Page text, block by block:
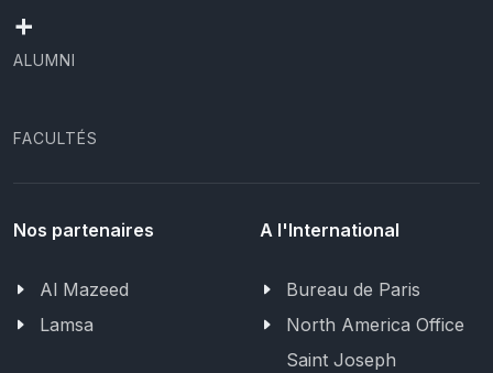
+
ALUMNI
FACULTÉS
Nos partenaires
Al Mazeed
Lamsa
A l'International
Bureau de Paris
North America Office
Saint Joseph